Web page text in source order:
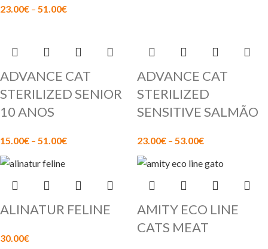
23.00€ – 51.00€
ADVANCE CAT
STERILIZED SENIOR
10 ANOS
15.00€ – 51.00€
ADVANCE CAT
STERILIZED
SENSITIVE SALMÃO
23.00€ – 53.00€
ALINATUR FELINE
30.00€
AMITY ECO LINE
CATS MEAT